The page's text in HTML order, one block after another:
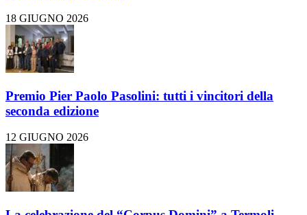
18 GIUGNO 2026
Premio Pier Paolo Pasolini: tutti i vincitori della
seconda edizione
12 GIUGNO 2026